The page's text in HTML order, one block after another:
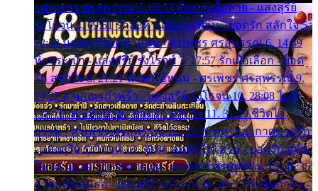
- ศรเพชร ศรสุพรรณ 3. 05:57 รักสาวเสื้อลาย - แสงสุรีย์
รุ่งโรจน์ 4. 09:51 รักสะท้านดินสะเทือน - ยอดรัก สลักใจ 5.
12:23 มอเตอร์ไซค์ทำหล่น - ศรเพชร ศรสุพรรณ 6. 14:49
หิ้วกระเป๋า - แสงสุรีย์ รุ่งโรจน์ 7. 17:57 รักเผื่อเลือก - ยอด
รัก สลักใจ 8. 21:21 น้ำตาไอ้หนุ่ม - ศรเพชร ศรสุพรรณ 9.
24:27 สามเณรกำพร้า - แสงสุรีย์ รุ่งโรจน์ 10. 28:08 ไม่มี
เวลาไปหาเมียน้อย - ยอดรัก สลักใจ 11. 31:29 ชีวิตไอ้
ธรรม - ศรเพชร ศรสุพรรณ 12. 35:26 ทหารอากาศขาดรัก
- แสงสุรีย์ รุ่งโรจน์ 13. 39:01 คนหัวใจโทรม - ยอดรัก สลัก
ใจ 14. 42:49 ไอ้หวังตายแน่ - ศรเพชร ศรสุพรรณ 15. 46:35
ธาตุแท้ของเธอ - แสงสุรีย์ รุ่งโรจน์ 16. 49:57 กำนันกำใน -